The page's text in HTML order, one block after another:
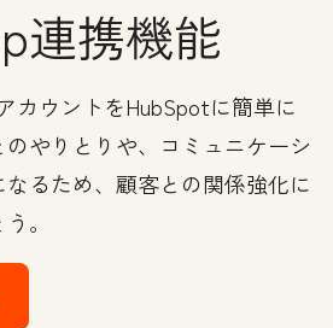
連携機能
カウントをHubSpotに簡単に
やりとりや、コミュニケーシ
るため、顧客との関係強化に
。